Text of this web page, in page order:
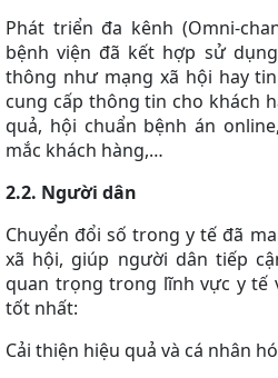
Phát triển đa kênh (Omni-
bệnh viện đã kết hợp sử
thông như mạng xã hội hay
cung cấp thông tin cho khách
quả, hội chuẩn bệnh án
mắc khách hàng,…
2.2. Người dân
Chuyển đổi số trong y tế đã
xã hội, giúp người dân tiếp
quan trọng trong lĩnh vực y tế
tốt nhất:
Cải thiện hiệu quả và cá nhân